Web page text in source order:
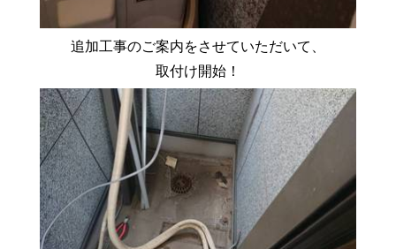
追加工事のご案内をさせていただいて、
取付け開始！